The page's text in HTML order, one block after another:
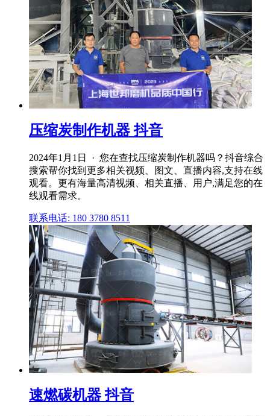
压缩炭制作机器 抖音
2024年1月1日 · 您在查找压缩炭制作机器吗？抖音综合
搜索帮你找到更多相关视频、图文、直播内容,支持在线
观看。更有海量高清视频、相关直播、用户,满足您的在
线观看需求。
联系电话: 180 3780 8511
速燃碳机器 抖音